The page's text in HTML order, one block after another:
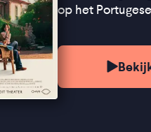
op het